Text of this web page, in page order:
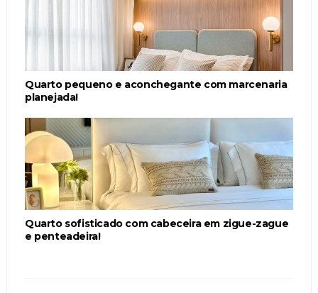
Quarto pequeno e aconchegante com marcenaria
planejada!
Quarto sofisticado com cabeceira em zigue-zague
e penteadeira!